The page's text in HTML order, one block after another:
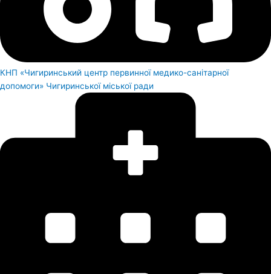
КНП «Чигиринський центр первинної медико-санітарної
допомоги» Чигиринської міської ради